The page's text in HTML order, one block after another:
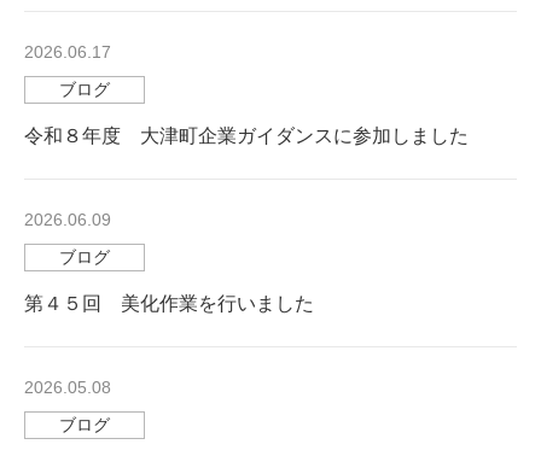
2026.06.17
ブログ
令和８年度 大津町企業ガイダンスに参加しました
2026.06.09
ブログ
第４５回 美化作業を行いました
2026.05.08
ブログ